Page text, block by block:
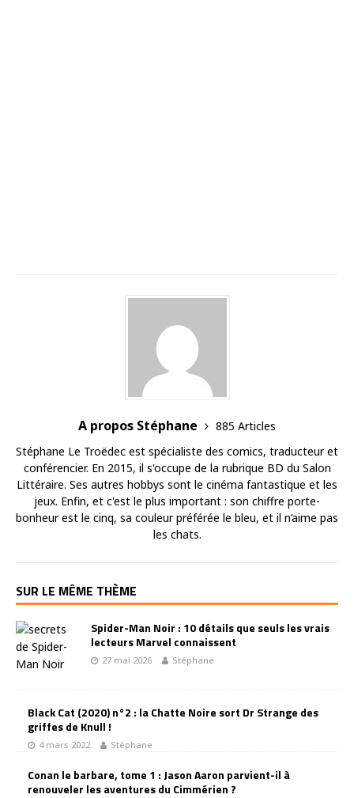
A propos Stéphane
885 Articles
Stéphane Le Troëdec est spécialiste des comics, traducteur et
conférencier. En 2015, il s'occupe de la rubrique BD du Salon
Littéraire. Ses autres hobbys sont le cinéma fantastique et les
jeux. Enfin, et c'est le plus important : son chiffre porte-
bonheur est le cinq, sa couleur préférée le bleu, et il n’aime pas
les chats.
SUR LE MÊME THÈME
Spider-Man Noir : 10 détails que seuls les vrais
lecteurs Marvel connaissent
27 mai 2026 Stéphane
Black Cat (2020) n°2 : la Chatte Noire sort Dr Strange des
griffes de Knull !
4 mars 2022 Stéphane
Conan le barbare, tome 1 : Jason Aaron parvient-il à
renouveler les aventures du Cimmérien ?